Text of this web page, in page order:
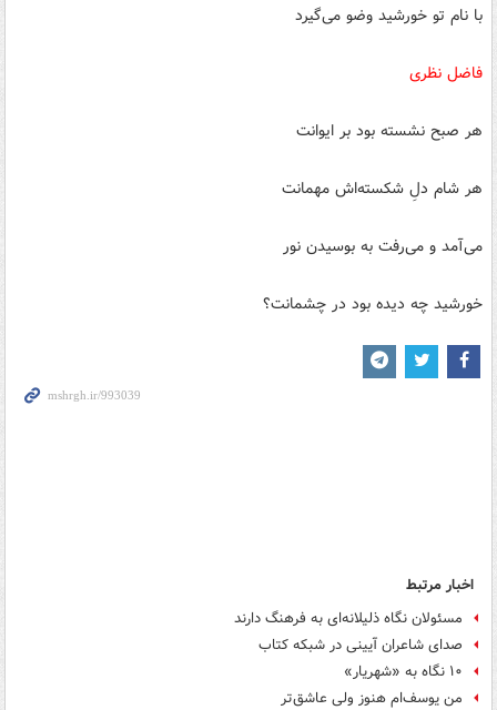
با نام تو خورشید وضو می‏‌گیرد
فاضل نظری
هر صبح نشسته بود بر ایوانت
هر شام دلِ شکسته‌‏اش مهمانت
می‏‌آمد و می‌‏رفت به بوسیدن نور
خورشید چه دیده بود در چشمانت؟
اخبار مرتبط
مسئولان نگاه ذلیلانه‌ای به فرهنگ دارند
صدای شاعران آیینی در شبکه کتاب
۱۰ نگاه به «شهریار»
من یوسف‌ام هنوز ولی عاشق‌تر